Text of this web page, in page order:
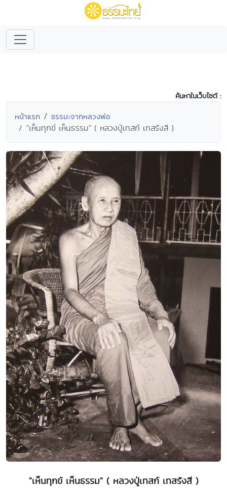
ค้นหาในเว็บไซต์ :
หน้าแรก ธรรมะจากหลวงพ่อ
"เห็นทุกข์ เห็นธรรม" ( หลวงปู่เทสก์ เทสรังสี )
"เห็นทุกข์ เห็นธรรม" ( หลวงปู่เทสก์ เทสรังสี )